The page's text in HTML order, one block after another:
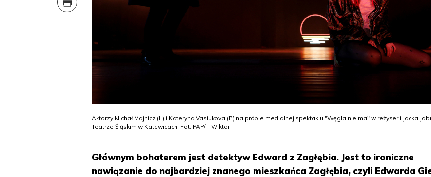
Aktorzy Michał Majnicz (L) i Kateryna Vasiukova (P) na próbie medialnej spektaklu "Węgla nie ma" w reżyserii Jacka
Teatrze Śląskim w Katowicach. Fot. PAP/T. Wiktor
Głównym bohaterem jest detektyw Edward z Zagłębia. Jest to ironiczne
nawiązanie do najbardziej znanego mieszkańca Zagłębia, czyli Edwarda